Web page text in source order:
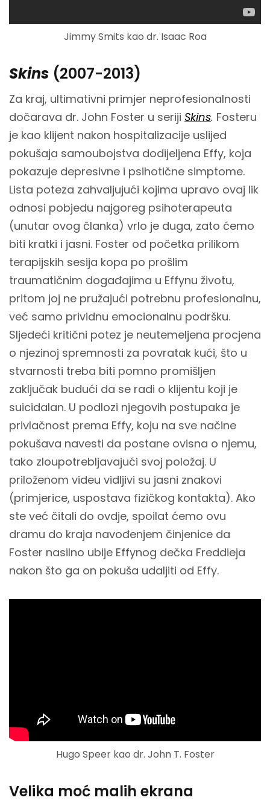
Jimmy Smits kao dr. Isaac Roa
Skins (2007-2013)
Za kraj, ultimativni primjer neprofesionalnosti
dočarava dr. John Foster u seriji Skins. Fosteru
je kao klijent nakon hospitalizacije uslijed
pokušaja samoubojstva dodijeljena Effy, koja
pokazuje depresivne i psihotične simptome.
Lista poteza zahvaljujući kojima upravo ovaj lik
odnosi pobjedu najgoreg psihoterapeuta
(unutar ovog članka) vrlo je duga, zato ćemo
biti kratki i jasni. Foster od početka prilikom
terapijskih sesija kopa po prošlim
traumatičnim događajima u Effynu životu,
pritom joj ne pružajući potrebnu profesionalnu,
već samo prividnu emocionalnu podršku.
Sljedeći kritični potez je neutemeljena procjena
o njezinoj spremnosti za povratak kući, što u
stvarnosti treba biti pomno promišljen
zaključak budući da se radi o klijentu koji je
suicidalan. U podlozi njegovih postupaka je
privlačnost prema Effy, koju na sve načine
pokušava navesti da postane ovisna o njemu,
tako zloupotrebljavajući svoj položaj. U
priloženom videu vidljivi su jasni znakovi
(primjerice, uspostava fizičkog kontakta). Ako
ste već čitali do ovdje, spoilat ćemo ovu
dramu do kraja navođenjem činjenice da
Foster nasilno ubije Effynog dečka Freddieja
nakon što ga on pokuša udaljiti od Effy.
Hugo Speer kao dr. John T. Foster
Velika moć malih ekrana